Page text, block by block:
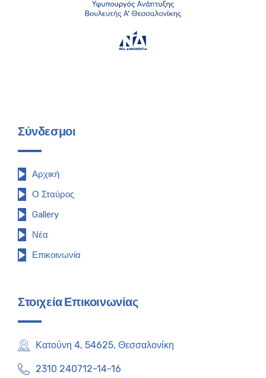
Σύνδεσμοι
Αρχική
Ο Σταύρος
Gallery
Νέα
Επικοινωνία
Στοιχεία Επικοινωνίας
Κατούνη 4, 54625, Θεσσαλονίκη
2310 240712-14-16